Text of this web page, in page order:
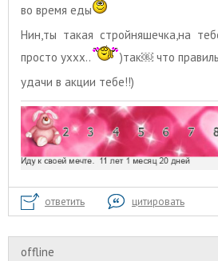
во время еды
Нин,ты такая стройняшечка,на
просто уххх..
)так￼ что
удачи в акции тебе!!)
ответить цитировать
offline